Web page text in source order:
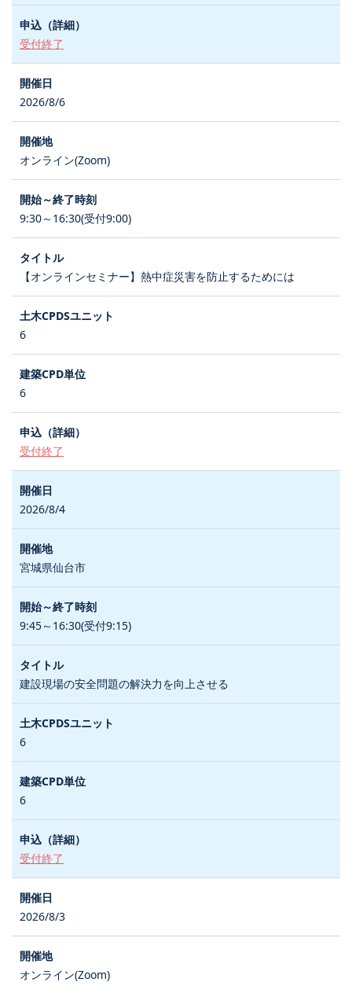
受付終了
2026/8/6
オンライン(Zoom)
9:30～16:30(受付9:00)
【オンラインセミナー】熱中症災害を防止するためには
6
6
受付終了
2026/8/4
宮城県仙台市
9:45～16:30(受付9:15)
建設現場の安全問題の解決力を向上させる
6
6
受付終了
2026/8/3
オンライン(Zoom)